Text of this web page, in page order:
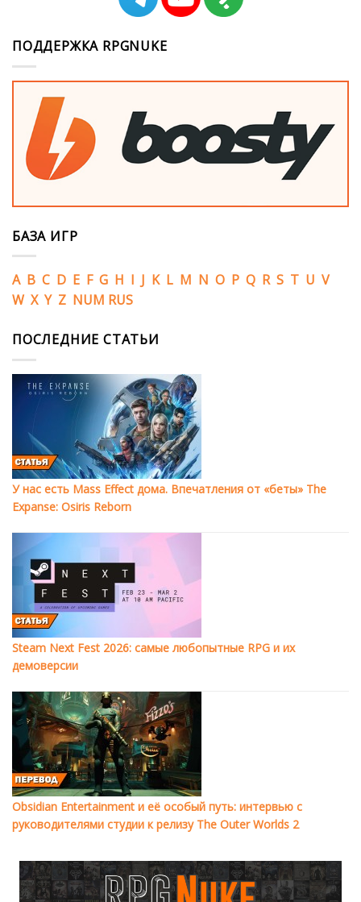
ПОДДЕРЖКА RPGNUKE
БАЗА ИГР
A B C D E F G H I J K L M N O P Q R S T U V
W X Y Z NUM RUS
ПОСЛЕДНИЕ СТАТЬИ
У нас есть Mass Effect дома. Впечатления от «беты» The
Expanse: Osiris Reborn
Steam Next Fest 2026: самые любопытные RPG и их
демоверсии
Obsidian Entertainment и её особый путь: интервью с
руководителями студии к релизу The Outer Worlds 2